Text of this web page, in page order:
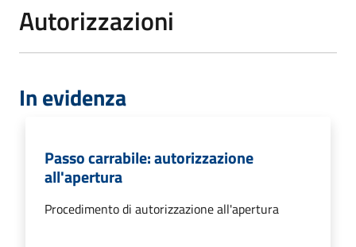
Autorizzazioni
In evidenza
Passo carrabile: autorizzazione
all'apertura
Procedimento di autorizzazione all'apertura